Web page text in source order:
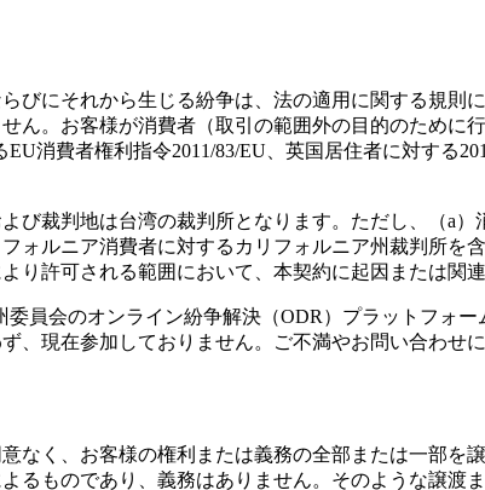
びにそれから生じる紛争は、法の適用に関する規
ん。お客様が消費者（取引の範囲外の目的のため
消費者権利指令2011/83/EU、英国居住者に対する
び裁判地は台湾の裁判所となります。ただし、（a
ォルニア消費者に対するカリフォルニア州裁判所
り許可される範囲において、本契約に起因または関
員会のオンライン紛争解決（ODR）プラットフォ
、現在参加しておりません。ご不満やお問い合わせ
なく、お客様の権利または義務の全部または一部
るものであり、義務はありません。そのような譲